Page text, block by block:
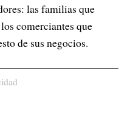
las familias que
comerciantes que
de sus negocios.